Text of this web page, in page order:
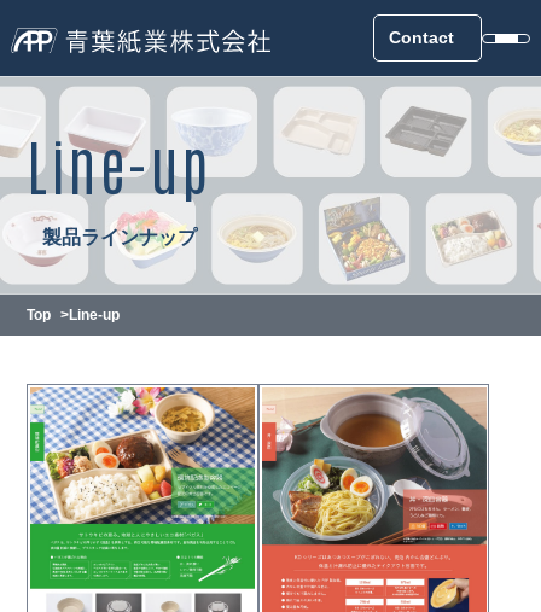
Contact
Line-up
製品ラインナップ
Top Line-up